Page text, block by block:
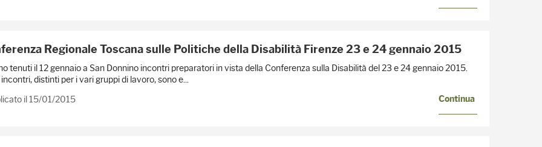
Regionale Toscana sulle Politiche della Disabilità Firenze 23 e 24 gennaio 2015
tenuti il 12 gennaio a San Donnino incontri preparatori in vista della Conferenza sulla Disabilità del 23 e 24 gennaio 2015.
distinti per i vari gruppi di lavoro, sono e...
il 15/01/2015
Continua